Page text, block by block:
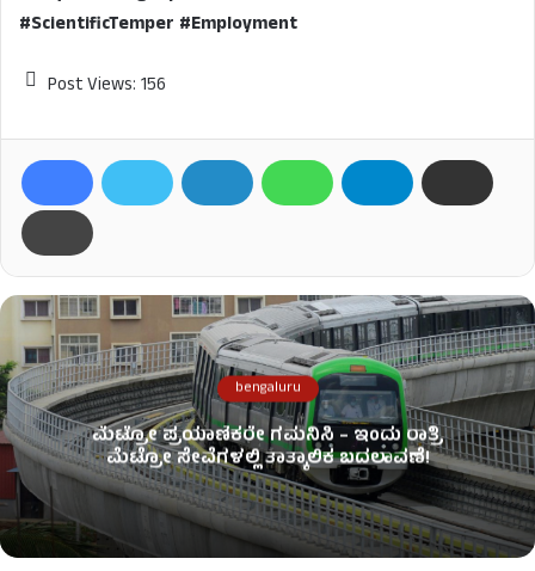
#ScientificTemper #Employment
Post Views: 156
bengaluru
ಮೆಟ್ರೋ ಪ್ರಯಾಣಿಕರೇ ಗಮನಿಸಿ – ಇಂದು ರಾತ್ರಿ
ಮೆಟ್ರೋ ಸೇವೆಗಳಲ್ಲಿ ತಾತ್ಕಾಲಿಕ ಬದಲಾವಣೆ!